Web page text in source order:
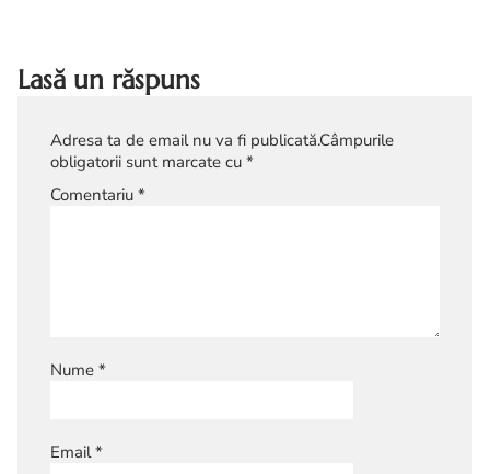
Lasă un răspuns
Adresa ta de email nu va fi publicată.Câmpurile
obligatorii sunt marcate cu *
Comentariu *
Nume *
Email*